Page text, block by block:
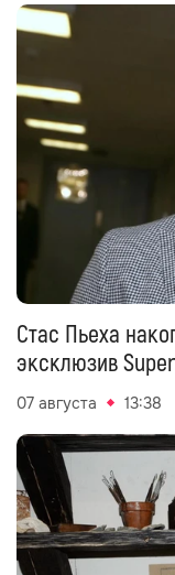
Стас Пьеха
эксклюзив Super
07 августа 13:38